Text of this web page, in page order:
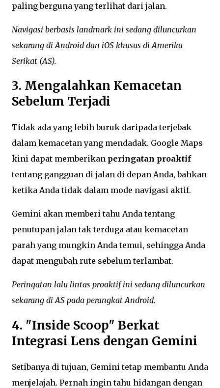
paling berguna yang terlihat dari jalan.
Navigasi berbasis landmark ini sedang diluncurkan
sekarang di Android dan iOS khusus di Amerika
Serikat (AS).
3. Mengalahkan Kemacetan
Sebelum Terjadi
Tidak ada yang lebih buruk daripada terjebak
dalam kemacetan yang mendadak. Google Maps
kini dapat memberikan peringatan proaktif
tentang gangguan di jalan di depan Anda, bahkan
ketika Anda tidak dalam mode navigasi aktif.
Gemini akan memberi tahu Anda tentang
penutupan jalan tak terduga atau kemacetan
parah yang mungkin Anda temui, sehingga Anda
dapat mengubah rute sebelum terlambat.
Peringatan lalu lintas proaktif ini sedang diluncurkan
sekarang di AS pada perangkat Android.
4. "Inside Scoop" Berkat
Integrasi Lens dengan Gemini
Setibanya di tujuan, Gemini tetap membantu Anda
menjelajah. Pernah ingin tahu hidangan dengan